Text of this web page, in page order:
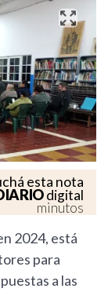
esta nota
digital
minutos
2024, está
para
a las